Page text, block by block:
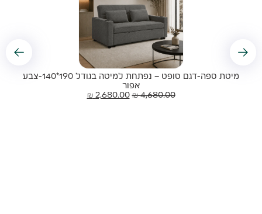
מיטת ספה-דגם סופט – נפתחת למיטה בגודל 190*140-צבע
אפור
4,680.00
₪
2,680.00
₪